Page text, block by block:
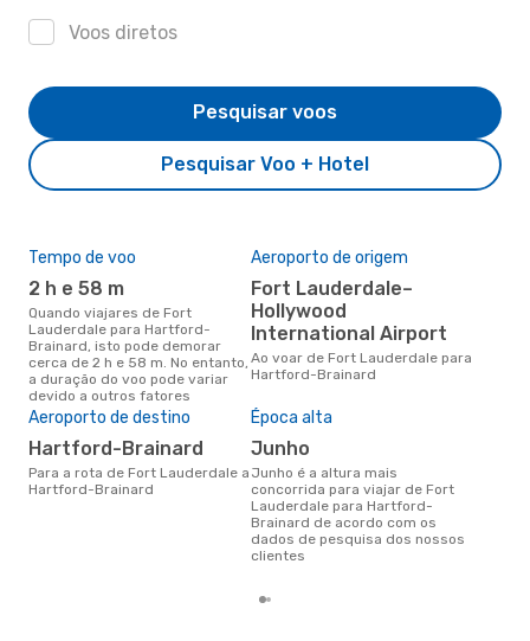
Voos diretos
Pesquisar Voo + Hotel
Pesquisar voos
Tempo de voo
2 h e 58 m
Quando viajares de Fort
Lauderdale para Hartford-
Brainard, isto pode demorar
cerca de 2 h e 58 m. No entanto,
a duração do voo pode variar
devido a outros fatores
Aeroporto de origem
Fort Lauderdale–
Hollywood
International Airport
Ao voar de Fort Lauderdale para
Hartford-Brainard
Aeroporto de destino
Hartford-Brainard
Para a rota de Fort Lauderdale a
Hartford-Brainard
Época alta
junho
junho é a altura mais
concorrida para viajar de Fort
Lauderdale para Hartford-
Brainard de acordo com os
dados de pesquisa dos nossos
clientes